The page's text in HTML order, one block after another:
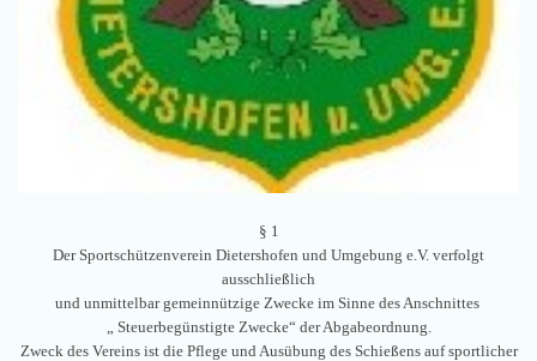
§ 1
Der Sportschützenverein Dietershofen und Umgebung e.V. verfolgt
ausschließlich
und unmittelbar gemeinnützige Zwecke im Sinne des Anschnittes
„ Steuerbegünstigte Zwecke“ der Abgabeordnung.
Zweck des Vereins ist die Pflege und Ausübung des Schießens auf sportlicher